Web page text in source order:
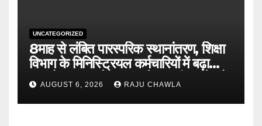
UNCATEGORIZED
8माह से लंबित पारस्परिक स्थानांतरण, शिक्षा
विभाग के मिनिस्ट्रियल कर्मचारियों में बढ़ा
असंतोष शासन से जल्द आदेश जारी करने और
विलंब का कारण बताने की मांग
AUGUST 6, 2026 RAJU CHAWLA